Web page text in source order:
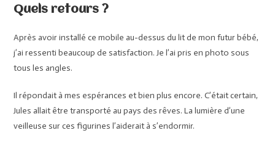
Quels retours ?
Après avoir installé ce mobile au-dessus du lit de mon futur bébé,
j’ai ressenti beaucoup de satisfaction. Je l’ai pris en photo sous
tous les angles.
Il répondait à mes espérances et bien plus encore. C’était certain,
Jules allait être transporté au pays des rêves. La lumière d’une
veilleuse sur ces figurines l’aiderait à s’endormir.